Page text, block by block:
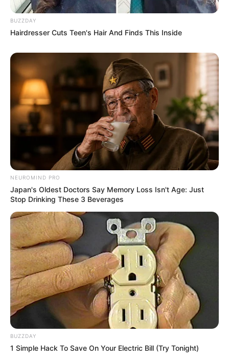
Serem! 9 Chat Ojek Online &
Pelanggan Ini Bikin Auto
Merinding
Bikin Ngakak, 10 Potret
Cosplay Murah Pakai Bahan
Seadanya
BUZZDAY
Hairdresser Cuts Teen's Hair And Finds This Inside
NEUROMIND PRO
Japan's Oldest Doctors Say Memory Loss Isn't Age: Just
Stop Drinking These 3 Beverages
BUZZDAY
1 Simple Hack To Save On Your Electric Bill (Try Tonight)